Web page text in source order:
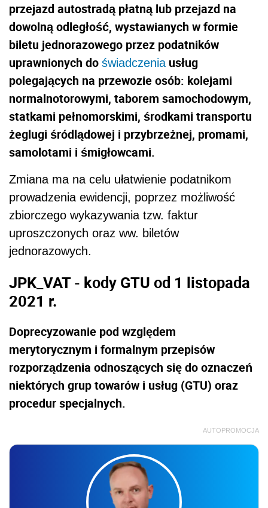
przejazd autostradą płatną lub przejazd na
dowolną odległość, wystawianych w formie
biletu jednorazowego przez podatników
uprawnionych do świadczeniausług
polegających na przewozie osób: kolejami
normalnotorowymi, taborem samochodowym,
statkami pełnomorskimi, środkami transportu
żeglugi śródlądowej i przybrzeżnej, promami,
samolotami i śmigłowcami.
Zmiana ma na celu ułatwienie podatnikom
prowadzenia ewidencji, poprzez możliwość
zbiorczego wykazywania tzw. faktur
uproszczonych oraz ww. biletów
jednorazowych.
JPK_VAT - kody GTU od 1 listopada
2021 r.
Doprecyzowanie pod względem
merytorycznym i formalnym przepisów
rozporządzenia odnoszących się do oznaczeń
niektórych grup towarów i usług (GTU) oraz
procedur specjalnych.
AUTOPROMOCJA